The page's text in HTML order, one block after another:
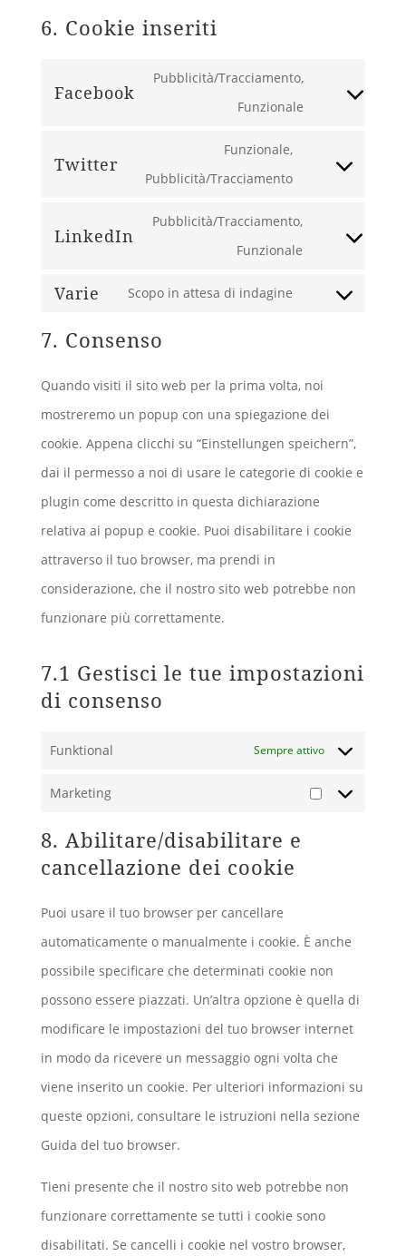
6. Cookie inseriti
Facebook
Pubblicità/Tracciamento,
Funzionale
Consent
service
Twitter
Funzionale,
Pubblicità/Tracciamento
Consent
service
LinkedIn
Pubblicità/Tracciamento,
Funzionale
Consent
Varie Scopo in attesa di indagine
Consent
varie
7. Consenso
Quando visiti il sito web per la prima volta, noi
mostreremo un popup con una spiegazione dei
cookie. Appena clicchi su “Einstellungen speichern”,
dai il permesso a noi di usare le categorie di cookie e
plugin come descritto in questa dichiarazione
relativa ai popup e cookie. Puoi disabilitare i cookie
attraverso il tuo browser, ma prendi in
considerazione, che il nostro sito web potrebbe non
funzionare più correttamente.
7.1 Gestisci le tue impostazioni
di consenso
Funktional Sempre attivo
Marketing
8. Abilitare/disabilitare e
cancellazione dei cookie
Puoi usare il tuo browser per cancellare
automaticamente o manualmente i cookie. È anche
possibile specificare che determinati cookie non
possono essere piazzati. Un’altra opzione è quella di
modificare le impostazioni del tuo browser internet
in modo da ricevere un messaggio ogni volta che
viene inserito un cookie. Per ulteriori informazioni su
queste opzioni, consultare le istruzioni nella sezione
Guida del tuo browser.
Tieni presente che il nostro sito web potrebbe non
funzionare correttamente se tutti i cookie sono
disabilitati. Se cancelli i cookie nel vostro browser,